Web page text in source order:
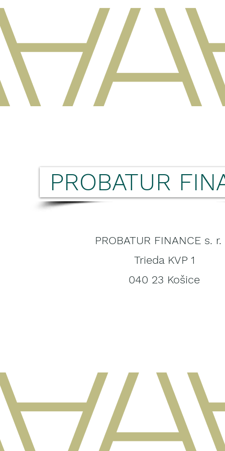
PROBATUR
PROBATUR FINANCE s. r.
Trieda KVP 1
040 23 Košice